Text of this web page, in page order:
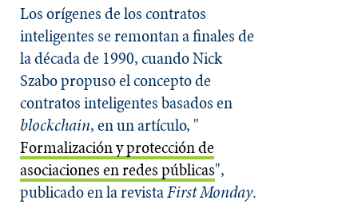
Los orígenes de los contratos
inteligentes se remontan a finales de
la década de 1990, cuando Nick
Szabo propuso el concepto de
contratos inteligentes basados en
blockchain, en un artículo, "
Formalización y protección de
asociaciones en redes públicas",
publicado en la revistaFirst Monday.